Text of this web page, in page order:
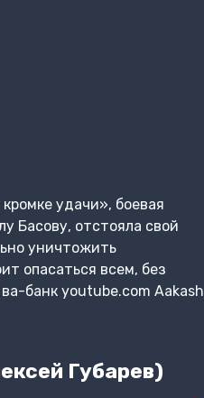
удачи», боевая
Басову, отстояла свой
уничтожить
опасаться всем, без
банк youtube.com Aakash
Губарев)